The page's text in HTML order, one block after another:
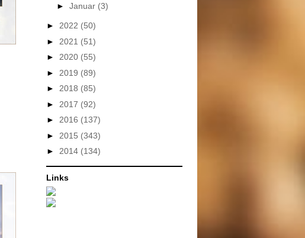
► Januar (3)
► 2022 (50)
► 2021 (51)
► 2020 (55)
► 2019 (89)
► 2018 (85)
► 2017 (92)
► 2016 (137)
► 2015 (343)
► 2014 (134)
Links